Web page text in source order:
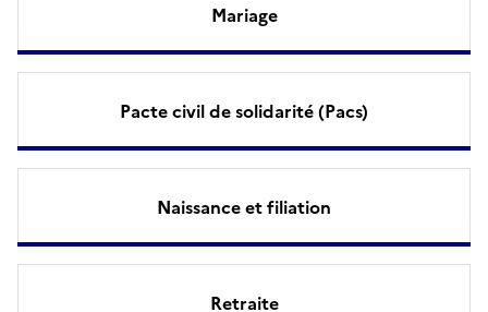
Mariage
Pacte civil de solidarité (Pacs)
Naissance et filiation
Retraite